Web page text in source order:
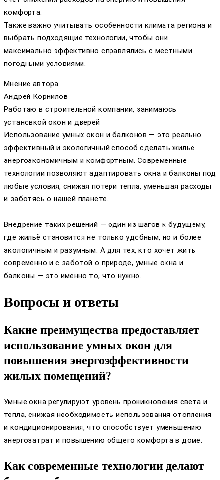
комфорта.
Также важно учитывать особенности климата региона и
выбрать подходящие технологии, чтобы они
максимально эффективно справлялись с местными
погодными условиями.
Мнение автора
Андрей Корнилов
Работаю в строительной компании, занимаюсь
установкой окон и дверей
Использование умных окон и балконов — это реально
эффективный и экологичный способ сделать жильё
энергоэкономичным и комфортным. Современные
технологии позволяют адаптировать окна и балконы под
любые условия, снижая потери тепла, уменьшая расходы
и заботясь о нашей планете.
Внедрение таких решений — один из шагов к будущему,
где жильё становится не только удобным, но и более
экологичным и разумным. А для тех, кто хочет жить
современно и с заботой о природе, умные окна и
балконы — это именно то, что нужно.
Вопросы и ответы
Какие преимущества предоставляет
использование умных окон для
повышения энергоэффективности
жилых помещений?
Умные окна регулируют уровень проникновения света и
тепла, снижая необходимость использования отопления
и кондиционирования, что способствует уменьшению
энергозатрат и повышению общего комфорта в доме.
Как современные технологии делают